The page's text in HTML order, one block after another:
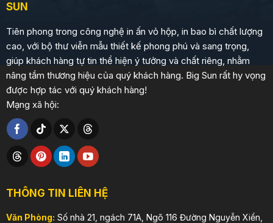
SUN
Tiên phong trong công nghệ in ấn vỏ hộp, in bao bì chất lượng
cao, với bộ thư viễn mẫu thiết kế phong phú và sang trọng,
giúp khách hàng tự tin thể hiện ý tưởng và chất riêng, nhằm
nâng tầm thương hiệu của quý khách hàng. Big Sun rất hy vọng
được hợp tác với quý khách hàng!
Mạng xã hội:
THÔNG TIN LIÊN HỆ
Văn Phòng: Số nhà 21, ngách 71A, Ngõ 116 Đường Nguyễn Xiển,